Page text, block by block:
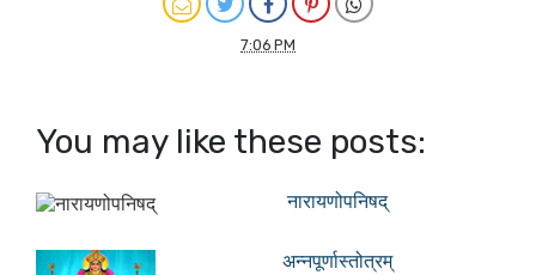
7:06 PM
You may like these posts:
नारायणोपनिषद्
अन्नपूर्णास्तोत्रम्